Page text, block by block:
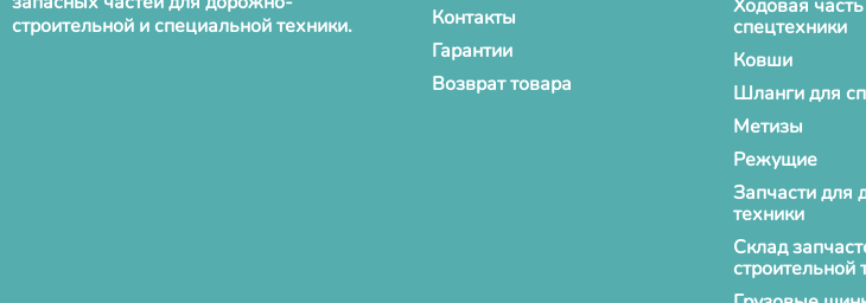
строительной и специальной техники.
Контакты
Гарантии
Возврат товара
Ходовая часть
спецтехники
Ковши
Шланги для
Метизы
Режущие
Запчасти для
техники
Склад
строительной